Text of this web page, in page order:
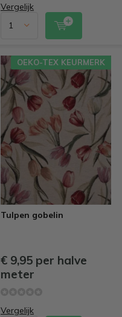
Vergelijk
Tulpen gobelin
OEKO-TEX KEURMERK
€ 9,95 per halve
meter
Vergelijk